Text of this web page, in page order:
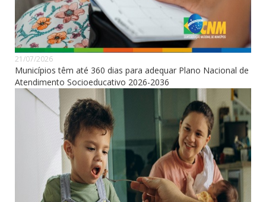
21/07/2026
Municípios têm até 360 dias para adequar Plano Nacional de
Atendimento Socioeducativo 2026-2036